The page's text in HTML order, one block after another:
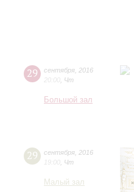
29 сентября 2016
20:00 Чт
Большой зал
29 сентября 2016
19:00 Чт
Малый зал